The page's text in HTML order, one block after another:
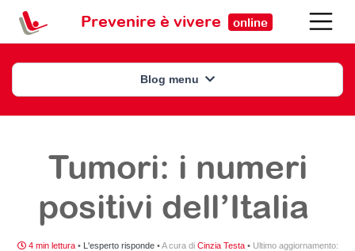
Prevenire è vivere online
Blog menu
Tumori: i numeri
positivi dell’Italia
4 min lettura • L'esperto risponde • A cura di Cinzia Testa • Ultimo aggiornamento: